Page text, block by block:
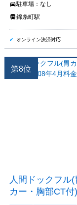
駐車場： なし
錦糸町駅
オンライン決済対応
第8位
人間ドックフル
カー・胸部CT